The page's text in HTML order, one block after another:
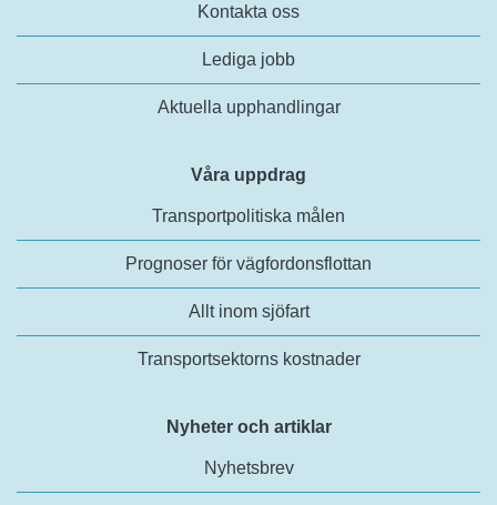
Kontakta oss
Lediga jobb
Aktuella upphandlingar
Våra uppdrag
Transportpolitiska målen
Prognoser för vägfordonsflottan
Allt inom sjöfart
Transportsektorns kostnader
Nyheter och artiklar
Nyhetsbrev